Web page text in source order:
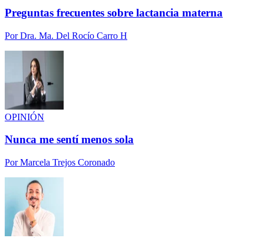
Preguntas frecuentes sobre lactancia materna
PorDra. Ma. Del Rocío Carro H
OPINIÓN
Nunca me sentí menos sola
PorMarcela Trejos Coronado